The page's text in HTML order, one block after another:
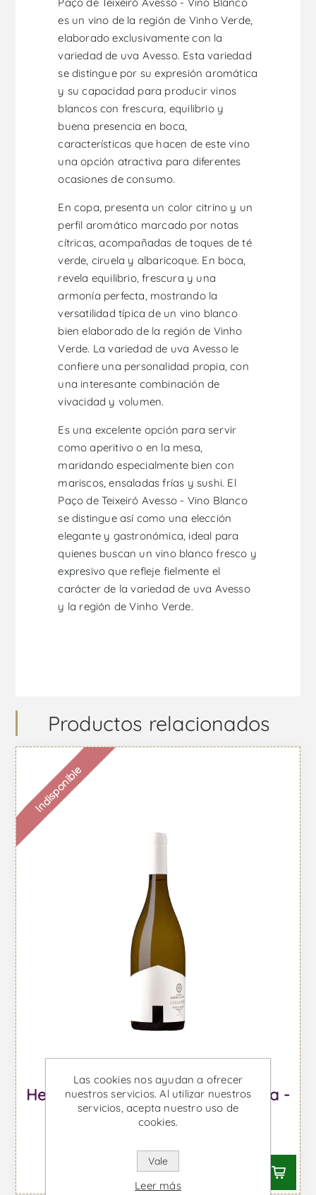
es un vino de la región de Vinho Verde,
elaborado exclusivamente con la
variedad de uva Avesso. Esta variedad
se distingue por su expresión aromática
y su capacidad para producir vinos
blancos con frescura, equilibrio y
buena presencia en boca,
características que hacen de este vino
una opción atractiva para diferentes
ocasiones de consumo.
En copa, presenta un color citrino y un
perfil aromático marcado por notas
cítricas, acompañadas de toques de té
verde, ciruela y albaricoque. En boca,
revela equilibrio, frescura y una
armonía perfecta, mostrando la
versatilidad típica de un vino blanco
bien elaborado de la región de Vinho
Verde. La variedad de uva Avesso le
confiere una personalidad propia, con
una interesante combinación de
vivacidad y volumen.
Es una excelente opción para servir
como aperitivo o en la mesa,
maridando especialmente bien con
mariscos, ensaladas frías y sushi. El
Paço de Teixeiró Avesso - Vino Blanco
se distingue así como una elección
elegante y gastronómica, ideal para
quienes buscan un vino blanco fresco y
expresivo que refleje fielmente el
carácter de la variedad de uva Avesso
y la región de Vinho Verde.
Productos relacionados
Indisponible
Herdade Aldeia de Cima Garrafeira -
Vino Blanco
Las cookies nos ayudan a ofrecer
nuestros servicios. Al utilizar nuestros
servicios, acepta nuestro uso de
cookies.
Vale
Leer más